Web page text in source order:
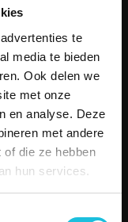
te
media te bieden
Ook delen we
met onze
en analyse. Deze
met andere
die ze hebben
hun services.